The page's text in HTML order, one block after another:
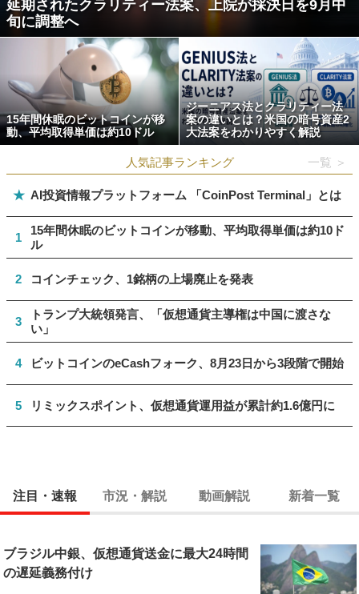
延期されたクラリティー法案、上院が採決日を9月中
旬に調整へ
15年間休眠のビットコインが移
動、平均取得単価は約10ドル
ジーニアス法とクラリティー法
案の違いとは？米国の暗号資産2
大法案をわかりやすく解説
人気記事ランキング 一覧 ＞
★ AI投資情報プラットフォーム 「CoinPost Terminal」とは
1
15年間休眠のビットコインが移動、平均取得単価は約10ド
ル
2 コインチェック、1銘柄の上場廃止を発表
3
トランプ大統領発言、「仮想通貨主導権は中国に渡さな
い」
4 ビットコインのeCashフォーク、8月23日から3段階で開始
5 リミックスポイント、仮想通貨運用益が累計約1.6億円に
注目・速報 市況・解説 動画解説 新着一覧
ブラジル中銀、仮想通貨送金に最大24時間
の遅延義務付け